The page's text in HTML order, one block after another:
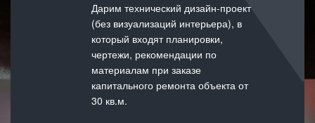
Дарим технический дизайн-проект
(без визуализаций интерьера), в
который входят планировки,
чертежи, рекомендации по
материалам при заказе
капитального ремонта объекта от
30 кв.м.